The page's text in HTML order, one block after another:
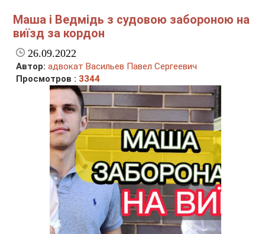
Маша і Ведмідь з судовою забороною на
виїзд за кордон
26.09.2022
Автор: адвокат Васильев Павел Сергеевич
Просмотров : 3344